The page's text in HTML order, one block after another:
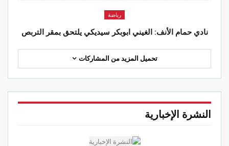
رياضة
نادي حمام الأنف: الغيني ابوبكر سيديكي يلتحق بمقر التربص
تحميل المزيد من المشاركات
النشرة الإخبارية